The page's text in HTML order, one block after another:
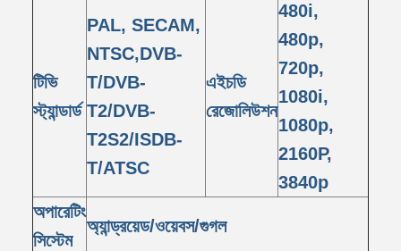
টিভি
স্ট্যান্ডার্ড
PAL, SECAM,
NTSC,DVB-
T/DVB-
T2/DVB-
T2S2/ISDB-
T/ATSC
এইচডি
রেজোলিউশন
480i,
480p,
720p,
1080i,
1080p,
2160P,
3840p
অপারেটিং
সিস্টেম
অ্যান্ড্রয়েড/ওয়েবস/গুগল